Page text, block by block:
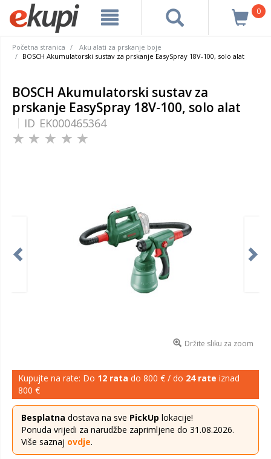
0
Početna stranica
Aku alati za prskanje boje
BOSCH Akumulatorski sustav za prskanje EasySpray 18V-100, solo alat
BOSCH Akumulatorski sustav za
prskanje EasySpray 18V-100, solo alat
ID EK000465364
Držite sliku za zoom
Kupujte na rate: Do 12 rata do 800 € / do 24 rate iznad
800 €
Besplatna dostava na sve PickUp lokacije!
Ponuda vrijedi za narudžbe zaprimljene do 31.08.2026.
Više saznaj ovdje.